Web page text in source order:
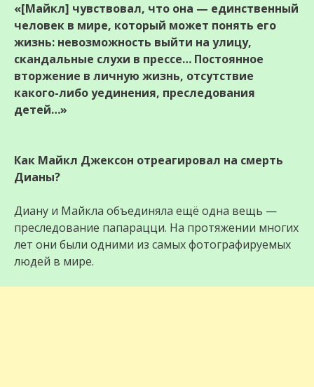
«[Майкл] чувствовал, что она — единственный
человек в мире, который может понять его
жизнь: невозможность выйти на улицу,
скандальные слухи в прессе… Постоянное
вторжение в личную жизнь, отсутствие
какого-либо уединения, преследования
детей…»
Как Майкл Джексон отреагировал на смерть
Дианы?
Диану и Майкла объединяла ещё одна вещь —
преследование папарацци. На протяжении многих
лет они были одними из самых фотографируемых
людей в мире.